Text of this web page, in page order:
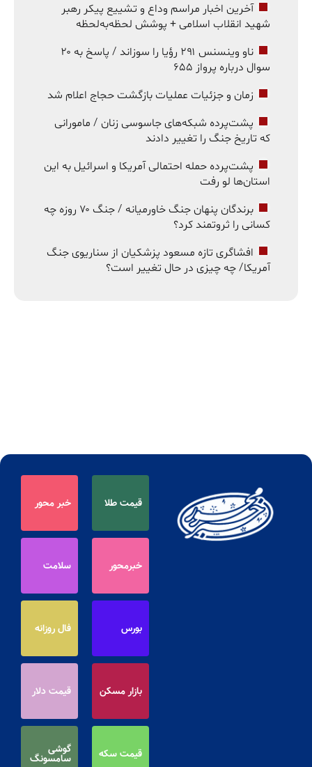
آخرین اخبار مراسم وداع و تشییع پیکر رهبر
شهید انقلاب اسلامی + پوشش لحظه‌به‌لحظه
ناو وینسنس ۲۹۱ رؤیا را سوزاند / پاسخ به ۲۰
سوال درباره پرواز ۶۵۵
زمان و جزئیات عملیات بازگشت حجاج اعلام شد
پشت‌پرده شبکه‌های جاسوسی زنان / مامورانی
که تاریخ جنگ را تغییر دادند
پشت‌پرده حمله احتمالی آمریکا و اسرائیل به این
استان‌ها لو رفت
برندگان پنهان جنگ خاورمیانه / جنگ ۷۰ روزه چه
کسانی را ثروتمند کرد؟
افشاگری تازه مسعود پزشکیان از سناریوی جنگ
آمریکا/ چه چیزی در حال تغییر است؟
قیمت طلا خبر محور
خبرمحور سلامت
بورس فال روزانه
بازار مسکن قیمت دلار
قیمت سکه گوشی
سامسونگ